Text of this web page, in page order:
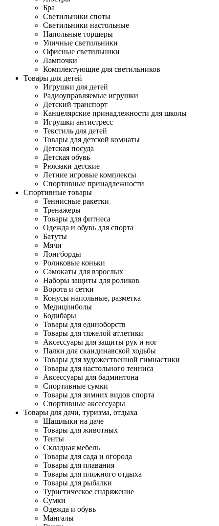
Бра
Светильники споты
Светильники настольные
Напольные торшеры
Уличные светильники
Офисные светильники
Лампочки
Комплектующие для светильников
Товары для детей
Игрушки для детей
Радиоуправляемые игрушки
Детский транспорт
Канцелярские принадлежности для школы
Игрушки антистресс
Текстиль для детей
Товары для детской комнаты
Детская посуда
Детская обувь
Рюкзаки детские
Летние игровые комплексы
Спортивные принадлежности
Спортивные товары
Теннисные ракетки
Тренажеры
Товары для фитнеса
Одежда и обувь для спорта
Батуты
Мячи
Лонгборды
Роликовые коньки
Самокаты для взрослых
Наборы защиты для роликов
Ворота и сетки
Конусы напольные, разметка
Медицинболы
Бодибары
Товары для единоборств
Товары для тяжелой атлетики
Аксессуары для защиты рук и ног
Палки для скандинавской ходьбы
Товары для художественной гимнастики
Товары для настольного тенниса
Аксессуары для бадминтона
Спортивные сумки
Товары для зимних видов спорта
Спортивные аксессуары
Товары для дачи, туризма, отдыха
Шашлыки на даче
Товары для животных
Тенты
Складная мебель
Товары для сада и огорода
Товары для плавания
Товары для пляжного отдыха
Товары для рыбалки
Туристическое снаряжение
Сумки
Одежда и обувь
Мангалы